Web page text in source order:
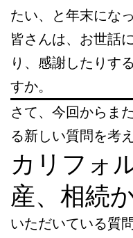
たい、と年末にな
皆さんは、お世話
り、感謝したりす
すか。
さて、今回からま
る新しい質問を考
カリフォ
産、相続
いただいている質